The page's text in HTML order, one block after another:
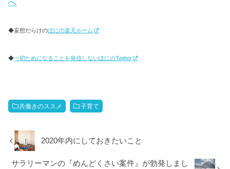
◆妄想だらけのぽにの楽天ルーム
◆一切ためになることを発信しないぽにのTwitter
共働きのススメ 子育て
2020年内にしておきたいこと
サラリーマンの『めんどくさい案件』が勃発しまし